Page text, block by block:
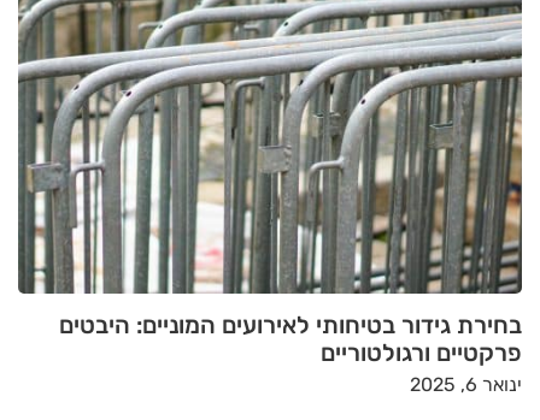
בחירת גידור בטיחותי לאירועים המוניים: היבטים
פרקטיים ורגולטוריים
ינואר 6, 2025